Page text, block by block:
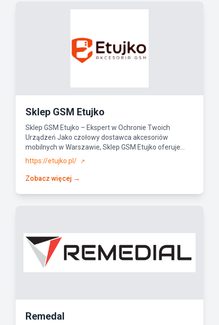
Sklep GSM Etujko
Sklep GSM Etujko – Ekspert w Ochronie Twoich
Urządzeń Jako czołowy dostawca akcesoriów
mobilnych w Warszawie, Sklep GSM Etujko oferuje...
https://etujko.pl/
↗
Zobacz więcej →
Remedal